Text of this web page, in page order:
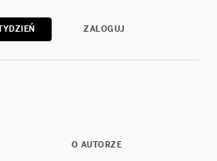
ZALOGUJ
O AUTORZE